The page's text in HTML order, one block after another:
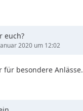
euch?
2020 um 12:02
für besondere Anlässe.